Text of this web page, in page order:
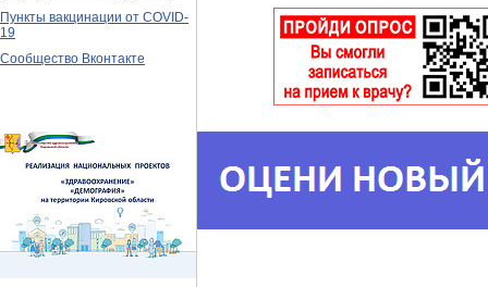
Пункты вакцинации от COVID-
19
Сообщество Вконтакте